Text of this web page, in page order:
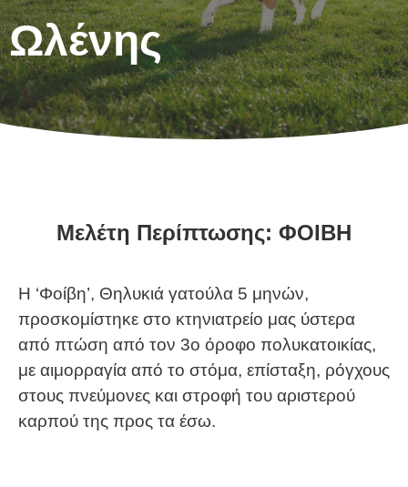
Ωλένης
Μελέτη Περίπτωσης: ΦΟΙΒΗ
Η ‘Φοίβη’, Θηλυκιά γατούλα 5 μηνών,
προσκομίστηκε στο κτηνιατρείο μας ύστερα
από πτώση από τον 3ο όροφο πολυκατοικίας,
με αιμορραγία από το στόμα, επίσταξη, ρόγχους
στους πνεύμονες και στροφή του αριστερού
καρπού της προς τα έσω.